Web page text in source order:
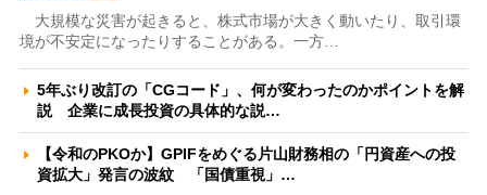
大規模な災害が起きると、株式市場が大きく動いたり、取引環
境が不安定になったりすることがある。一方…
5年ぶり改訂の「CGコード」、何が変わったのかポイントを解
説 企業に成長投資の具体的な説…
【令和のPKOか】GPIFをめぐる片山財務相の「円資産への投
資拡大」発言の波紋 「国債重視」…